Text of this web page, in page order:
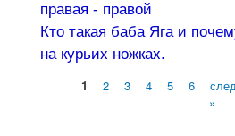
правая - правой
Кто такая баба Яга и
на курьих ножках.
Страницы
1 2 3 4 5 6
»